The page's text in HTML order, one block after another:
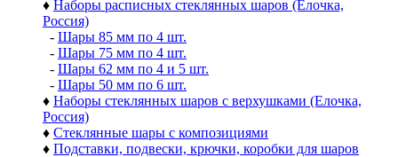
♦ Наборы расписных стеклянных шаров (Ёлочка,
Россия)
- Шары 85 мм по 4 шт.
- Шары 75 мм по 4 шт.
- Шары 62 мм по 4 и 5 шт.
- Шары 50 мм по 6 шт.
♦ Наборы стеклянных шаров с верхушками (Елочка,
Россия)
♦ Стеклянные шары с композициями
♦ Подставки, подвески, крючки, коробки для шаров